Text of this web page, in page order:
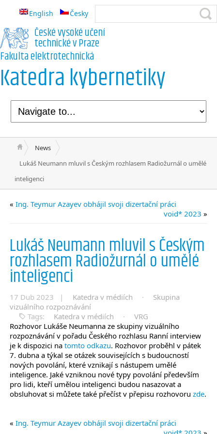
English Česky
České vysoké učení
technické v Praze
Fakulta elektrotechnická
Katedra kybernetiky
News
Lukáš Neumann mluvil s Českým rozhlasem Radiožurnál o umělé
inteligenci
« Ing. Teymur Azayev obhájil svoji dizertační práci
void* 2023 »
Lukáš Neumann mluvil s Českým
rozhlasem Radiožurnál o umělé
inteligenci
17 Dub 2023 | Katedra v médiích ·
Skupina
vizuálního rozpoznávání
Tags:
Katedra v médiích ·
VRG
Rozhovor Lukáše Neumanna ze skupiny vizuálního
rozpoznávání v pořadu Českého rozhlasu Ranní interview
je k dispozici na tomto odkazu. Rozhovor proběhl v pátek
7. dubna a týkal se otázek souvisejících s budoucností
nových povolání, které vznikají s nástupem umělé
inteligence. Jaké vzniknou nové typy povolání především
pro lidi, kteří umělou inteligenci budou nasazovat a
obsluhovat si můžete také přečíst v přepisu rozhovoru zde.
« Ing. Teymur Azayev obhájil svoji dizertační práci